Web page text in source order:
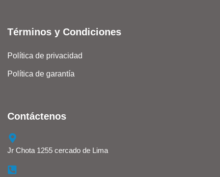
Términos y Condiciones
Política de privacidad
Política de garantía
Contáctenos
Jr Chota 1255 cercado de Lima